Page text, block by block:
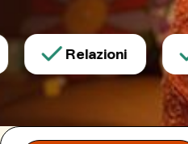
Relazioni